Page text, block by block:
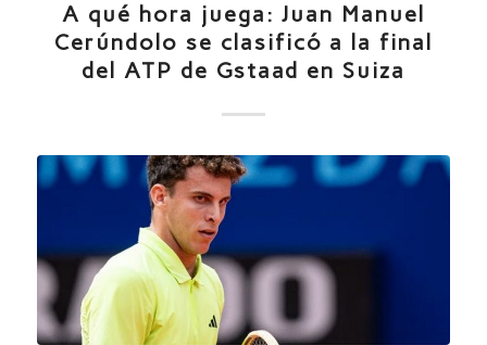
A qué hora juega: Juan Manuel
Cerúndolo se clasificó a la final
del ATP de Gstaad en Suiza